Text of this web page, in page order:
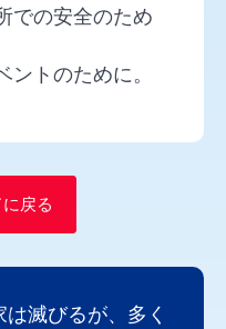
での安全のため
ントのために。
戻る
滅びるが、多く